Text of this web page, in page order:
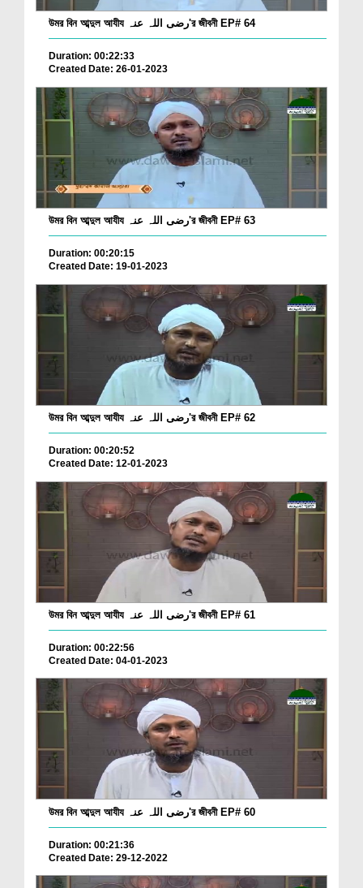
উমর বিন আব্দুল আযীয رضی اللہ عنہ'র জীবনী EP# 64
Duration: 00:22:33
Created Date: 26-01-2023
উমর বিন আব্দুল আযীয رضی اللہ عنہ'র জীবনী EP# 63
Duration: 00:20:15
Created Date: 19-01-2023
উমর বিন আব্দুল আযীয رضی اللہ عنہ'র জীবনী EP# 62
Duration: 00:20:52
Created Date: 12-01-2023
উমর বিন আব্দুল আযীয رضی اللہ عنہ'র জীবনী EP# 61
Duration: 00:22:56
Created Date: 04-01-2023
উমর বিন আব্দুল আযীয رضی اللہ عنہ'র জীবনী EP# 60
Duration: 00:21:36
Created Date: 29-12-2022